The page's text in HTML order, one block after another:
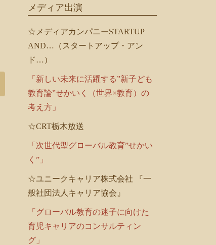
メディア出演
☆メディアカンパニーSTARTUP
AND…（スタートアップ・アン
ド…）
「新しい未来に活躍する”新子ども
教育論”せかいく（世界×教育）の
考え方」
☆CRT栃木放送
「次世代型グローバル教育”せかい
く”」
☆ユニークキャリア株式会社 『一
般社団法人キャリア協会』
「グローバル教育の迷子に向けた
育児キャリアのコンサルティン
グ」